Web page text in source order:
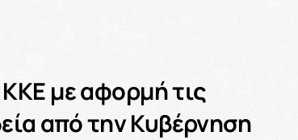
με αφορμή τις
από την Κυβέρνηση